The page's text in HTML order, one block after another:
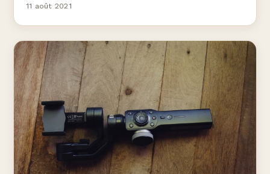
11 août 2021